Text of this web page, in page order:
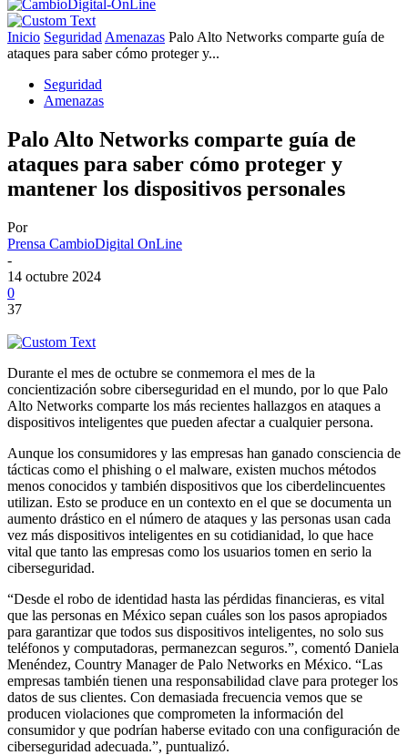
Inicio Seguridad Amenazas Palo Alto Networks comparte guía de
ataques para saber cómo proteger y...
Seguridad
Amenazas
Palo Alto Networks comparte guía de
ataques para saber cómo proteger y
mantener los dispositivos personales
Por
Prensa CambioDigital OnLine
-
14 octubre 2024
0
37
Durante el mes de octubre se conmemora el mes de la
concientización sobre ciberseguridad en el mundo, por lo que Palo
Alto Networks comparte los más recientes hallazgos en ataques a
dispositivos inteligentes que pueden afectar a cualquier persona.
Aunque los consumidores y las empresas han ganado consciencia de
tácticas como el phishing o el malware, existen muchos métodos
menos conocidos y también dispositivos que los ciberdelincuentes
utilizan. Esto se produce en un contexto en el que se documenta un
aumento drástico en el número de ataques y las personas usan cada
vez más dispositivos inteligentes en su cotidianidad, lo que hace
vital que tanto las empresas como los usuarios tomen en serio la
ciberseguridad.
“Desde el robo de identidad hasta las pérdidas financieras, es vital
que las personas en México sepan cuáles son los pasos apropiados
para garantizar que todos sus dispositivos inteligentes, no solo sus
teléfonos y computadoras, permanezcan seguros.”, comentó Daniela
Menéndez, Country Manager de Palo Networks en México. “Las
empresas también tienen una responsabilidad clave para proteger los
datos de sus clientes. Con demasiada frecuencia vemos que se
producen violaciones que comprometen la información del
consumidor y que podrían haberse evitado con una configuración de
ciberseguridad adecuada.”, puntualizó.